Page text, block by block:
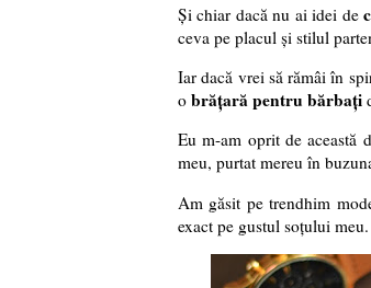
Și chiar dacă nu ai idei de
ceva pe placul și stilul
Iar dacă vrei să rămâi în
o brățară pentru bărbați
Eu m-am oprit de această
meu, purtat mereu în
Am găsit pe trendhim
exact pe gustul soțului meu.